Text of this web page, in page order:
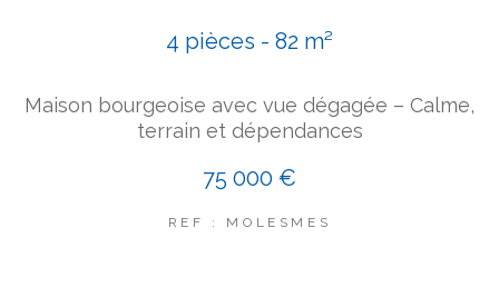
4 pièces - 82 m²
Maison bourgeoise avec vue dégagée – Calme,
terrain et dépendances
75 000 €
REF : MOLESMES